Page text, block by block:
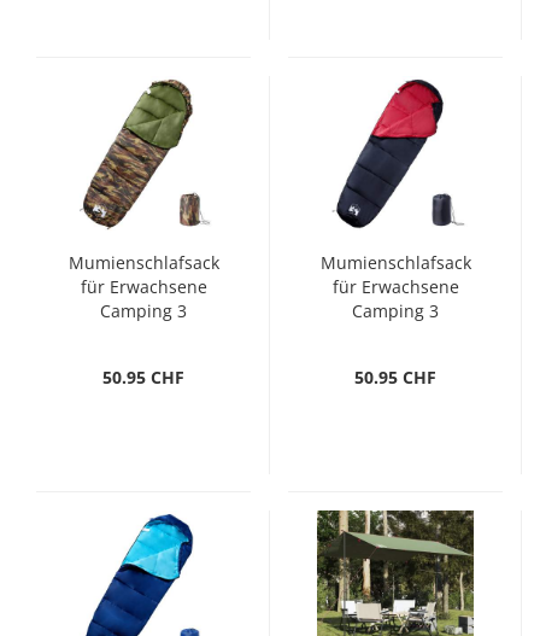
Mumienschlafsack
für Erwachsene
Camping 3
50.95 CHF
Mumienschlafsack
für Erwachsene
Camping 3
50.95 CHF